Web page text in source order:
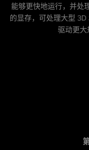
能够更快地运行，并处
的显存，可处理大型
驱动更大